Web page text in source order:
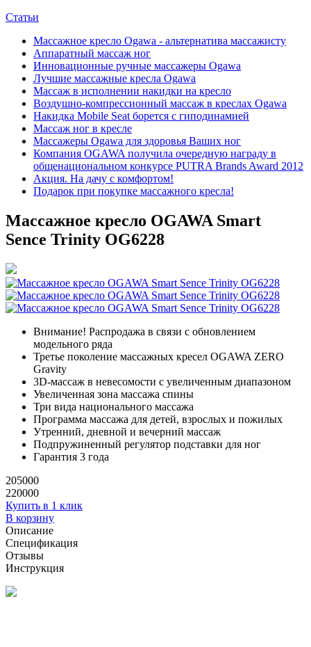
Статьи
Массажное кресло Ogawa - альтернатива массажисту
Аппаратный массаж ног
Инновационные ручные массажеры Ogawa
Лучшие массажные кресла Ogawa
Массаж в исполнении накидки на кресло
Воздушно-компрессионный массаж в креслах Ogawa
Накидка Mobile Seat борется с гиподинамией
Массаж ног в кресле
Массажеры Ogawa для здоровья Ваших ног
Компания OGAWA получила очередную награду в
общенациональном конкурсе PUTRA Brands Award 2012
Акция. На дачу с комфортом!
Подарок при покупке массажного кресла!
Массажное кресло OGAWA Smart
Sence Trinity OG6228
Внимание! Распродажа в связи с обновлением
модельного ряда
Третье поколение массажных кресел OGAWA ZERO
Gravity
3D-массаж в невесомости с увеличенным диапазоном
Увеличенная зона массажа спины
Три вида национального массажа
Программа массажа для детей, взрослых и пожилых
Утренний, дневной и вечерний массаж
Подпружиненный регулятор подставки для ног
Гарантия 3 года
205000
220000
Купить в 1 клик
В корзину
Описание
Спецификация
Отзывы
Инструкция